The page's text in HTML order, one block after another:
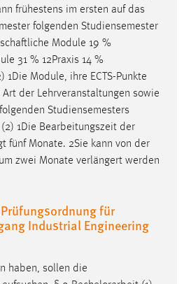
frühestens im ersten auf das
folgenden Studiensemester
Module 19 %
31 % 12Praxis 14 %
1Die Module, ihre ECTS-Punkte
der Lehrveranstaltungen sowie
Studiensemesters
1Die Bearbeitungszeit der
fünf Monate. 2Sie kann von der
zwei Monate verlängert werden
für
Industrial Engineering
haben, sollen die